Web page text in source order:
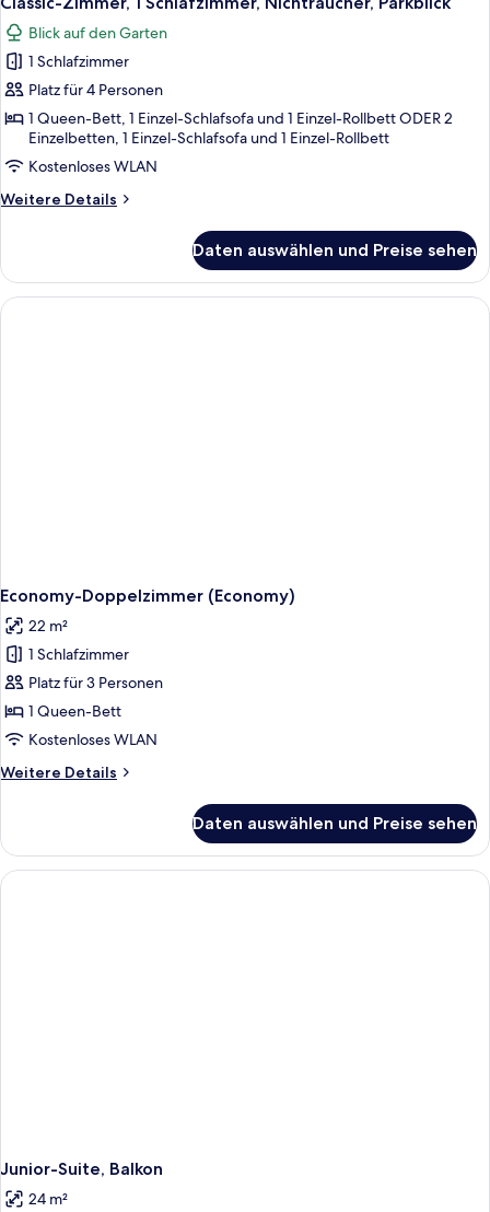
Blick auf den Garten
1 Schlafzimmer
Platz für 4 Personen
1 Queen-Bett, 1 Einzel-Schlafsofa und 1 Einzel-Rollbett ODER 2
Einzelbetten, 1 Einzel-Schlafsofa und 1 Einzel-Rollbett
Kostenloses WLAN
Weitere Details
Weitere
Zimmer,
Schlafzimmer,
Daten auswählen und Preise sehen
Economy-Doppelzimmer (Economy)
22 m²
1 Schlafzimmer
Platz für 3 Personen
1 Queen-Bett
Kostenloses WLAN
Weitere Details
Weitere
Doppelzimmer
(Economy)
Daten auswählen und Preise sehen
Junior-Suite, Balkon
24 m²